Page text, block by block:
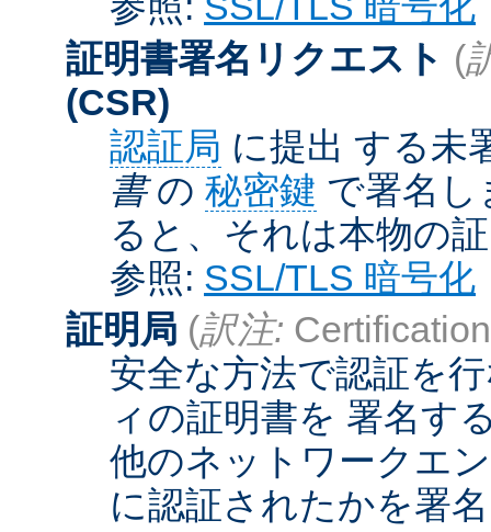
証明書署名リクエスト (
(CSR)
認証局 に提出 する未
書の 秘密鍵 で署名し
ると、それは本物の
参照: SSL/TLS 暗号化
証明局 (訳注:
安全な方法で認証を
ィの証明書を 署名す
他のネットワークエ
に認証されたかを署